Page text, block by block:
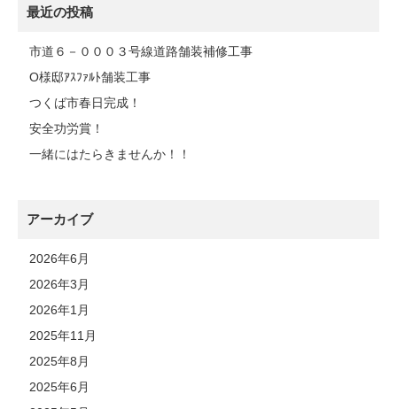
最近の投稿
市道６－０００３号線道路舗装補修工事
O様邸ｱｽﾌｧﾙﾄ舗装工事
つくば市春日完成！
安全功労賞！
一緒にはたらきませんか！！
アーカイブ
2026年6月
2026年3月
2026年1月
2025年11月
2025年8月
2025年6月